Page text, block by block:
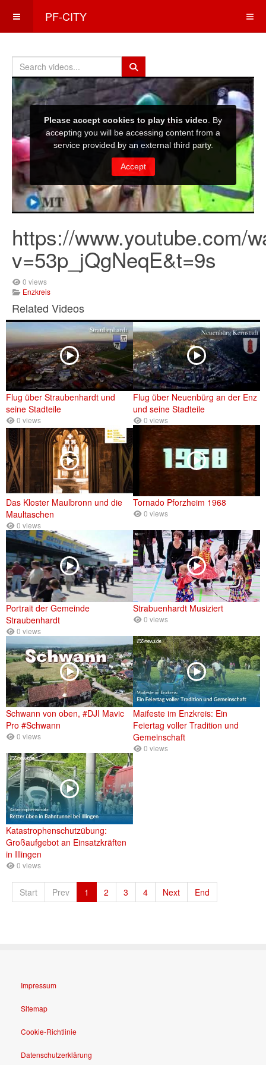
PF-CITY
https://www.youtube.com/
v=53p_jQgNeqE&t=9s
0 views
Enzkreis
Related Videos
Flug über Straubenhardt und
seine Stadteile
0 views
Flug über Neuenbürg an der Enz
und seine Stadteile
0 views
Das Kloster Maulbronn und die
Maultaschen
0 views
Tornado Pforzheim 1968
0 views
Portrait der Gemeinde
Straubenhardt
0 views
Strabuenhardt Musiziert
0 views
Schwann von oben, #DJI Mavic
Pro #Schwann
0 views
Maifeste im Enzkreis: Ein
Feiertag voller Tradition und
Gemeinschaft
0 views
Katastrophenschutzübung:
Großaufgebot an Einsatzkräften
in Illingen
0 views
Start Prev 1 2 3 4 Next End
Impressum
Sitemap
Cookie-Richtlinie
Datenschutzerklärung